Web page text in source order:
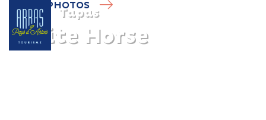
Tapas
White Horse
PHOTOS